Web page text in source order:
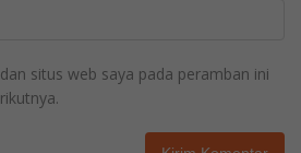
situs web saya pada peramban ini